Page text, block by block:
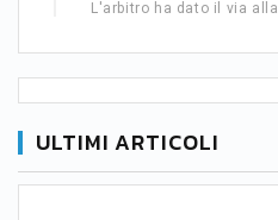
L'arbitro ha dato il via
ULTIMI ARTICOLI